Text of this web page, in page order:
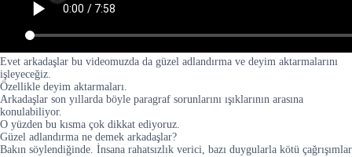
Evet arkadaşlar bu videomuzda da güzel adlandırma ve deyim aktarmalarını
işleyeceğiz.
Özellikle deyim aktarmaları.
Arkadaşlar son yıllarda böyle paragraf sorunlarını ışıklarının arasına
konulabiliyor.
O yüzden bu kısma çok dikkat ediyoruz.
Güzel adlandırma ne demek arkadaşlar?
Bakın söylendiğinde. İnsana rahatsızlık verici, bazı duygularla kötü çağrışımlar